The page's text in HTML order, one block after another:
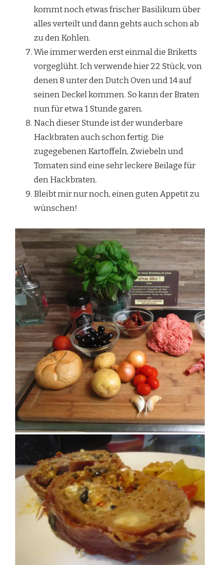
kommt noch etwas frischer Basilikum über
alles verteilt und dann gehts auch schon ab
zu den Kohlen.
Wie immer werden erst einmal die Briketts
vorgeglüht. Ich verwende hier 22 Stück, von
denen 8 unter den Dutch Oven und 14 auf
seinen Deckel kommen. So kann der Braten
nun für etwa 1 Stunde garen.
Nach dieser Stunde ist der wunderbare
Hackbraten auch schon fertig. Die
zugegebenen Kartoffeln, Zwiebeln und
Tomaten sind eine sehr leckere Beilage für
den Hackbraten.
Bleibt mir nur noch, einen guten Appetit zu
wünschen!